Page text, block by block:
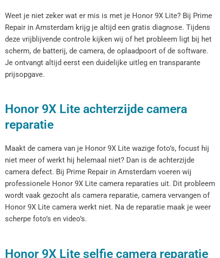
Weet je niet zeker wat er mis is met je Honor 9X Lite? Bij Prime
Repair in Amsterdam krijg je altijd een gratis diagnose. Tijdens
deze vrijblijvende controle kijken wij of het probleem ligt bij het
scherm, de batterij, de camera, de oplaadpoort of de software.
Je ontvangt altijd eerst een duidelijke uitleg en transparante
prijsopgave.
Honor 9X Lite achterzijde camera
reparatie
Maakt de camera van je Honor 9X Lite wazige foto’s, focust hij
niet meer of werkt hij helemaal niet? Dan is de achterzijde
camera defect. Bij Prime Repair in Amsterdam voeren wij
professionele Honor 9X Lite camera reparaties uit. Dit probleem
wordt vaak gezocht als camera reparatie, camera vervangen of
Honor 9X Lite camera werkt niet. Na de reparatie maak je weer
scherpe foto’s en video’s.
Honor 9X Lite selfie camera reparatie